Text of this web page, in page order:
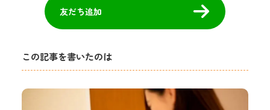
友だち追加
この記事を書いたのは